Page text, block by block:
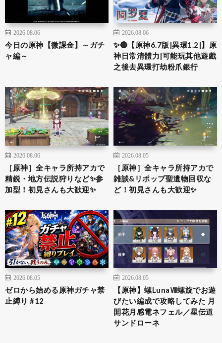
2026.08.06
今日の原神【微課金】～ガチ
ャ編～
2026.08.06
✨🔴【原神6.7版|異環1.2|】原
神日常清體力|可能玩其他遊戲
之後去異環打劫粉爪銀行
2026.08.06
［原神］全キャラ所持アカで
精鋭・地方伝説狩りなど✨参
加型！初見さんも大歓迎✨
2026.08.05
［原神］全キャラ所持アカで
雑談&リポップ聖遺物回収な
ど！初見さんも大歓迎✨
2026.08.05
ゼロから始める原神ガチャ禁
止縛り #12
2026.08.05
【原神】螺LunaⅧ螺旋でお遊
びたい編成で攻略してみた 月
開花月感電ネフェル／星伝道
サンドローネ